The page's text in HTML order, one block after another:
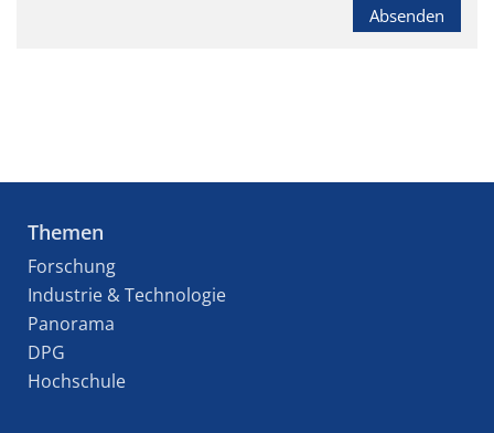
Absenden
Themen
Forschung
Industrie & Technologie
Panorama
DPG
Hochschule